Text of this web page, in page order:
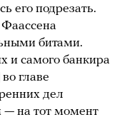
его подрезать.
битами.
и самого банкира
во главе
дел
на тот момент